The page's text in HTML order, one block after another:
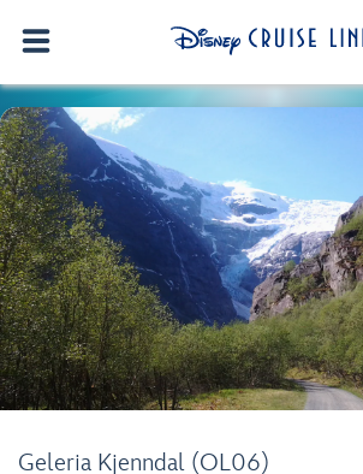
Geleria Kjenndal (OL06)